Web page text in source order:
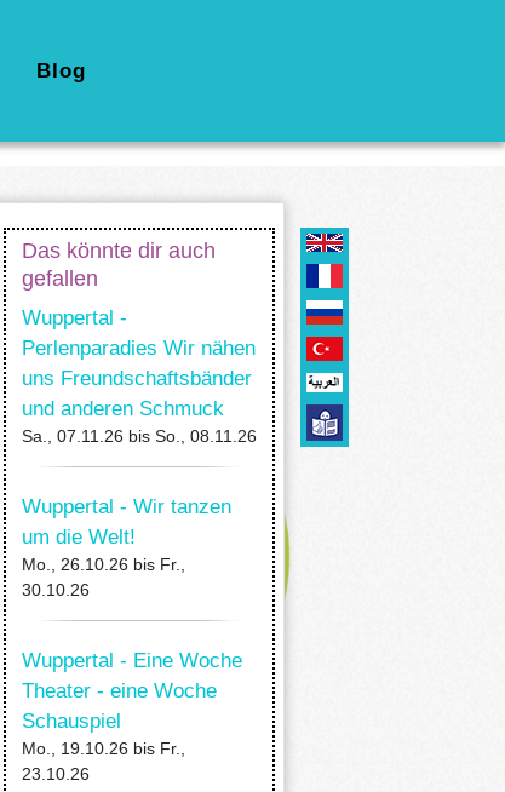
Blog
Das könnte dir auch
gefallen
Wuppertal -
Perlenparadies Wir nähen
uns Freundschaftsbänder
und anderen Schmuck
Sa., 07.11.26 bis So., 08.11.26
Wuppertal - Wir tanzen
um die Welt!
Mo., 26.10.26 bis Fr.,
30.10.26
Wuppertal - Eine Woche
Theater - eine Woche
Schauspiel
Mo., 19.10.26 bis Fr.,
23.10.26